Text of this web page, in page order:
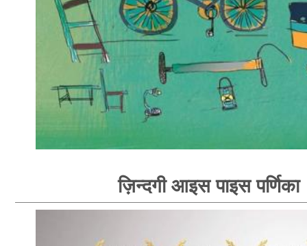
ज़िन्दगी आइस पाइस पर्णिका